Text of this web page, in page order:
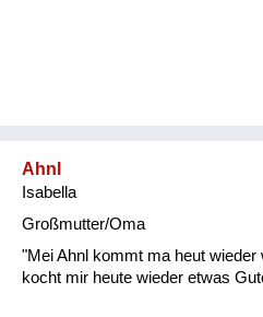
Ahnl
Isabella
Großmutter/Oma
"Mei Ahnl kommt ma heut
kocht mir heute wieder etwas